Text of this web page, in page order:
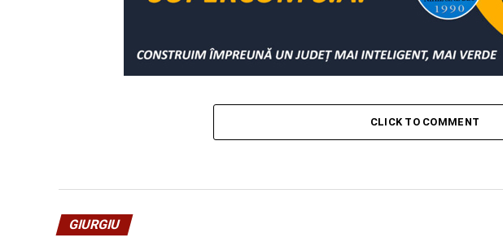
CLICK TO COMMENT
GIURGIU